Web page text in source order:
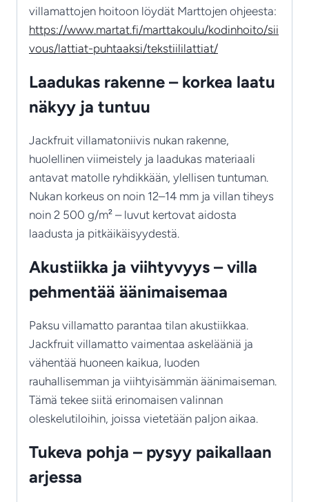
villamattojen hoitoon löydät Marttojen ohjeesta:
https://www.martat.fi/marttakoulu/kodinhoito/sii
vous/lattiat-puhtaaksi/tekstiililattiat/
Laadukas rakenne – korkea laatu
näkyy ja tuntuu
Jackfruit villamatoniivis nukan rakenne,
huolellinen viimeistely ja laadukas materiaali
antavat matolle ryhdikkään, ylellisen tuntuman.
Nukan korkeus on noin 12–14 mm ja villan tiheys
noin 2 500 g/m² – luvut kertovat aidosta
laadusta ja pitkäikäisyydestä.
Akustiikka ja viihtyvyys – villa
pehmentää äänimaisemaa
Paksu villamatto parantaa tilan akustiikkaa.
Jackfruit villamatto vaimentaa askelääniä ja
vähentää huoneen kaikua, luoden
rauhallisemman ja viihtyisämmän äänimaiseman.
Tämä tekee siitä erinomaisen valinnan
oleskelutiloihin, joissa vietetään paljon aikaa.
Tukeva pohja – pysyy paikallaan
arjessa